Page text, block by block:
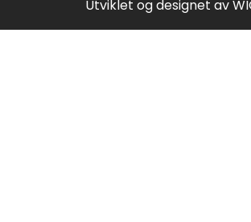
Utviklet og designet av